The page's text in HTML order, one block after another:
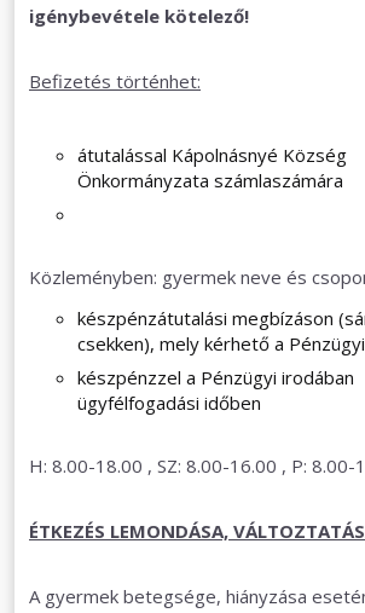
igénybevétele kötelező!
Befizetés történhet:
átutalással Kápolnásnyé Község
Önkormányzata számlaszámára
Közleményben: gyermek neve és
készpénzátutalási megbízáson
csekken), mely kérhető a
készpénzzel a Pénzügyi irodában
ügyfélfogadási időben
H: 8.00-18.00 , SZ: 8.00-16.00 , P: 8.00-
ÉTKEZÉS LEMONDÁSA,
A gyermek betegsége, hiányzása